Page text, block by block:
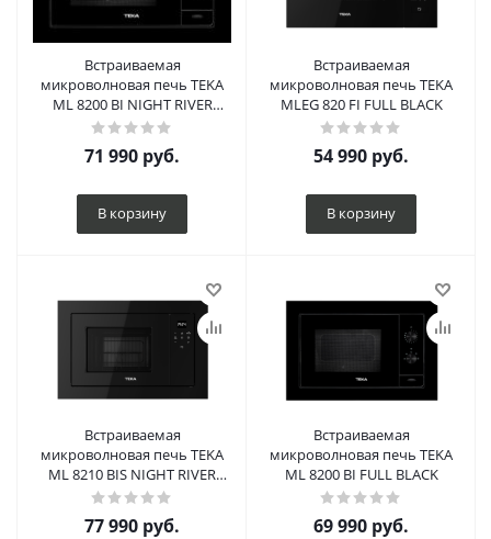
Встраиваемая
микроволновая печь TEKA
ML 8200 BI NIGHT RIVER
BLACK
71 990 руб.
В корзину
Встраиваемая
микроволновая печь TEKA
MLEG 820 FI FULL BLACK
54 990 руб.
В корзину
Встраиваемая
микроволновая печь TEKA
ML 8210 BIS NIGHT RIVER
BLACK
77 990 руб.
Встраиваемая
микроволновая печь TEKA
ML 8200 BI FULL BLACK
69 990 руб.